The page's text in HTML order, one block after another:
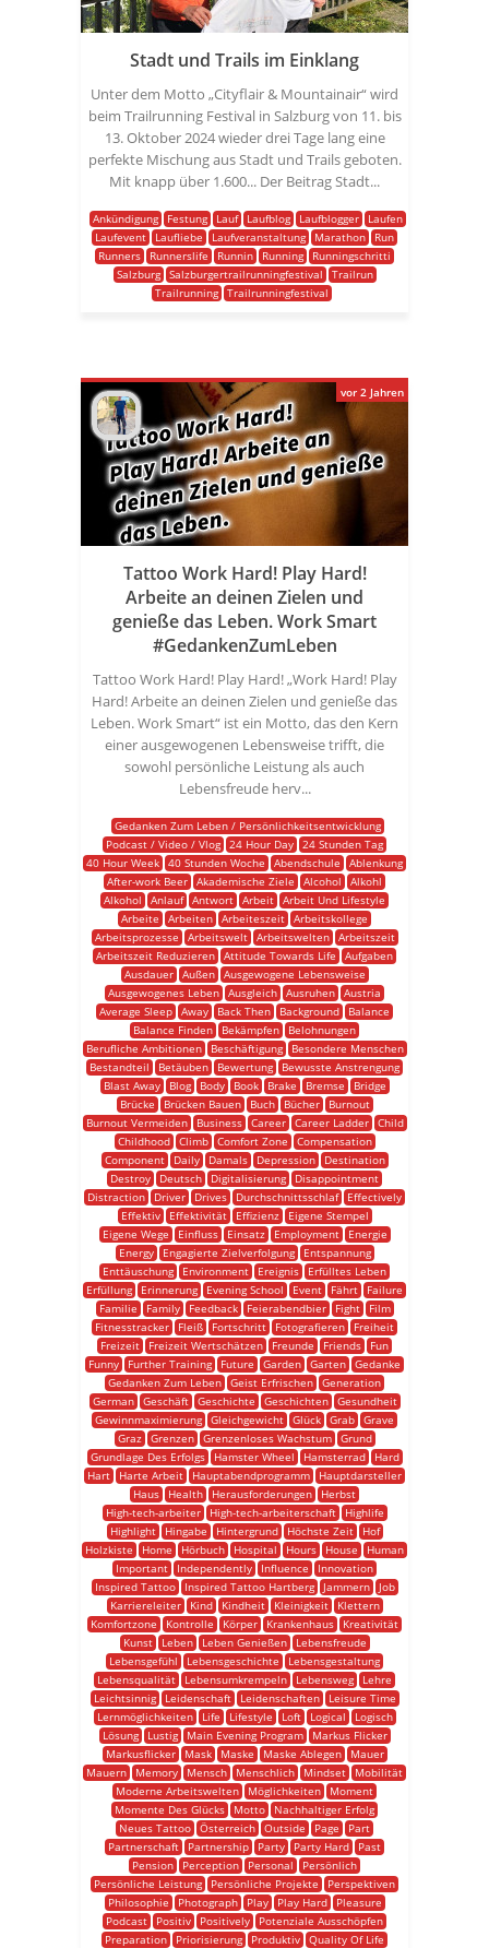
Stadt und Trails im Einklang
Unter dem Motto „Cityflair & Mountainair“ wird
beim Trailrunning Festival in Salzburg von 11. bis
13. Oktober 2024 wieder drei Tage lang eine
perfekte Mischung aus Stadt und Trails geboten.
Mit knapp über 1.600... Der Beitrag Stadt...
Ankündigung Festung Lauf Laufblog Laufblogger
Laufen
Laufevent
Laufliebe Laufveranstaltung Marathon
Run
Runners
Runnerslife Runnin Running
Runningschritti
Salzburg
Salzburgertrailrunningfestival
Trailrun
Trailrunning Trailrunningfestival
Tattoo Work Hard! Play Hard!
Arbeite an deinen Zielen und
genieße das Leben. Work Smart
#GedankenZumLeben
Tattoo Work Hard! Play Hard! „Work Hard! Play
Hard! Arbeite an deinen Zielen und genieße das
Leben. Work Smart“ ist ein Motto, das den Kern
einer ausgewogenen Lebensweise trifft, die
sowohl persönliche Leistung als auch
Lebensfreude herv...
Gedanken Zum Leben / Persönlichkeitsentwicklung
Podcast / Video / Vlog 24 Hour Day 24 Stunden Tag
40 Hour Week 40 Stunden Woche Abendschule
Ablenkung
After-work Beer Akademische Ziele Alcohol
Alkohl
Alkohol
Anlauf Antwort Arbeit Arbeit Und Lifestyle
Arbeite
Arbeiten Arbeiteszeit Arbeitskollege
Arbeitsprozesse
Arbeitswelt Arbeitswelten
Arbeitszeit
Arbeitszeit Reduzieren Attitude Towards Life
Aufgaben
Ausdauer
Außen
Ausgewogene Lebensweise
Ausgewogenes Leben Ausgleich Ausruhen Austria
Average Sleep Away Back Then Background
Balance
Balance Finden
Bekämpfen
Belohnungen
Berufliche Ambitionen
Beschäftigung
Besondere Menschen
Bestandteil
Betäuben Bewertung
Bewusste Anstrengung
Blast Away
Blog Body Book Brake Bremse
Bridge
Brücke
Brücken Bauen Buch Bücher
Burnout
Burnout Vermeiden
Business Career Career Ladder
Child
Childhood
Climb Comfort Zone
Compensation
Component
Daily Damals Depression
Destination
Destroy
Deutsch Digitalisierung
Disappointment
Distraction
Driver Drives Durchschnittsschlaf
Effectively
Effektiv
Effektivität Effizienz
Eigene Stempel
Eigene Wege
Einfluss Einsatz Employment
Energie
Energy
Engagierte Zielverfolgung
Entspannung
Enttäuschung
Environment Ereignis
Erfülltes Leben
Erfüllung
Erinnerung Evening School Event Fährt
Failure
Familie
Family Feedback Feierabendbier Fight
Film
Fitnesstracker
Fleiß Fortschritt Fotografieren
Freiheit
Freizeit
Freizeit Wertschätzen Freunde Friends
Fun
Funny
Further Training Future Garden Garten Gedanke
Gedanken Zum Leben Geist Erfrischen Generation
German
Geschäft Geschichte Geschichten
Gesundheit
Gewinnmaximierung Gleichgewicht Glück Grab Grave
Graz
Grenzen Grenzenloses Wachstum
Grund
Grundlage Des Erfolgs
Hamster Wheel Hamsterrad
Hard
Hart
Harte Arbeit Hauptabendprogramm
Hauptdarsteller
Haus
Health Herausforderungen
Herbst
High-tech-arbeiter
High-tech-arbeiterschaft
Highlife
Highlight
Hingabe Hintergrund Höchste Zeit
Hof
Holzkiste
Home Hörbuch Hospital Hours House
Human
Important
Independently Influence
Innovation
Inspired Tattoo
Inspired Tattoo Hartberg Jammern
Job
Karriereleiter
Kind Kindheit Kleinigkeit
Klettern
Komfortzone
Kontrolle Körper Krankenhaus
Kreativität
Kunst
Leben Leben Genießen
Lebensfreude
Lebensgefühl
Lebensgeschichte
Lebensgestaltung
Lebensqualität
Lebensumkrempeln Lebensweg
Lehre
Leichtsinnig
Leidenschaft Leidenschaften
Leisure Time
Lernmöglichkeiten
Life Lifestyle Loft Logical
Logisch
Lösung
Lustig Main Evening Program
Markus Flicker
Markusflicker
Mask Maske Maske Ablegen
Mauer
Mauern
Memory Mensch Menschlich Mindset
Mobilität
Moderne Arbeitswelten
Möglichkeiten
Moment
Momente Des Glücks
Motto
Nachhaltiger Erfolg
Neues Tattoo Österreich Outside Page
Part
Partnerschaft
Partnership Party Party Hard
Past
Pension
Perception Personal
Persönlich
Persönliche Leistung
Persönliche Projekte
Perspektiven
Philosophie
Photograph Play Play Hard
Pleasure
Podcast
Positiv Positively
Potenziale Ausschöpfen
Preparation
Priorisierung Produktiv Quality Of Life
vor 2 Jahren